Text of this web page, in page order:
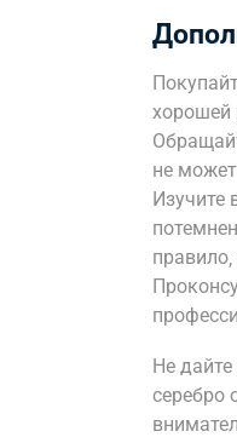
хорошей
не
Изучите
Не
серебро